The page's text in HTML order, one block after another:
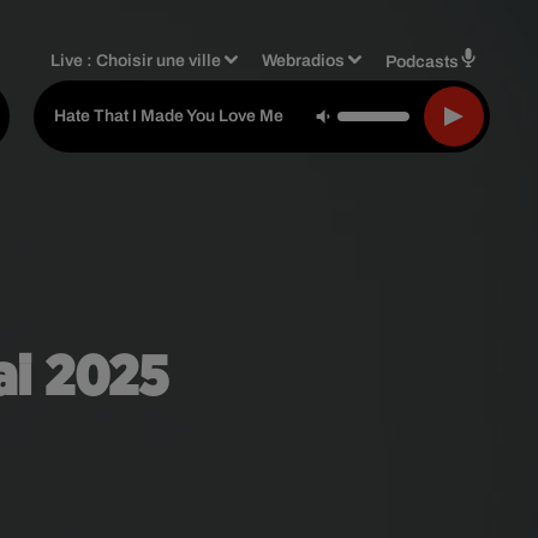
Live :Choisir une ville Webradios Podcasts
Hate That I Made You Love Me Ariana Grande
2025